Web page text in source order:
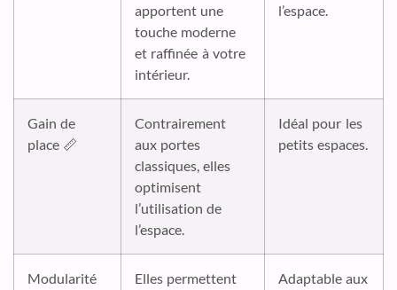
apportent une
touche moderne
et raffinée à votre
intérieur.
l’espace.
Gain de
place 📏
Contrairement
aux portes
classiques, elles
optimisent
l’utilisation de
l’espace.
Idéal pour les
petits espaces.
Modularité
Elles permettent
Adaptable aux